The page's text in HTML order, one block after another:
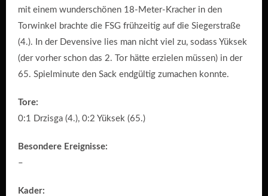
mit einem wunderschönen 18-Meter-Kracher in den
Torwinkel brachte die FSG frühzeitig auf die Siegerstraße
(4.). In der Devensive lies man nicht viel zu, sodass Yüksek
(der vorher schon das 2. Tor hätte erzielen müssen) in der
65. Spielminute den Sack endgültig zumachen konnte.
Tore:
0:1 Drzisga (4.), 0:2 Yüksek (65.)
Besondere Ereignisse:
–
Kader: